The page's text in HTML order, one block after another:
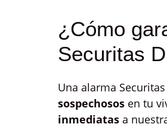
¿Cómo
Securitas
Una alarma
sospechosos en tu
inmediatas a